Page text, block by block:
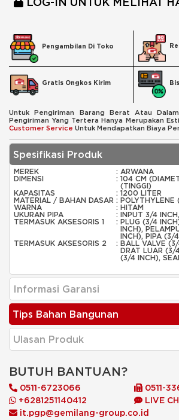
Pengambilan Di Toko
Gratis Ongkos Kirim
Untuk Pengiriman Barang Berat Atau
Pengiriman Yang Tertera Hanya Merupakan
Customer Service Untuk Mendapatkan Biaya
Spesifikasi Produk
MEREK : ARWANA
DIMENSI
: 104 CM
(TINGGI)
KAPASITAS
: 1200 LITER
MATERIAL / BAHAN DASAR :
WARNA
: HITAM
UKURAN PIPA
: INPUT 3/4
TERMASUK AKSESORIS 1
: PLUG (3/4
INCH),
INCH), PIPA (3/
TERMASUK AKSESORIS 2
: BALL VALVE
DRAT LUAR (3/
(3/4 INCH),
Informasi Garansi
Tips Bahan Bangunan
Ulasan Produk
BUTUH BANTUAN?
0511-6723066
0511-
+6281251140412
LIVE
it.pgp@gemilang-group.co.id